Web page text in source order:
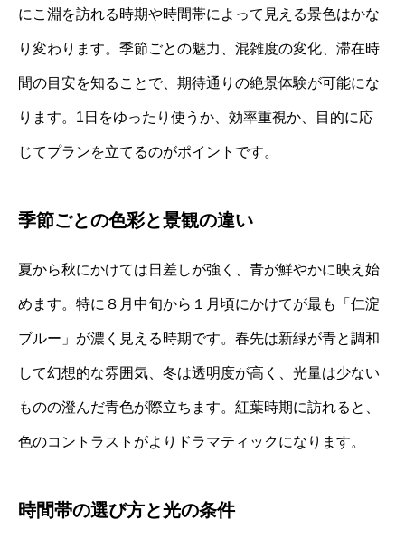
にこ淵を訪れる時期や時間帯によって見える景色はかな
り変わります。季節ごとの魅力、混雑度の変化、滞在時
間の目安を知ることで、期待通りの絶景体験が可能にな
ります。1日をゆったり使うか、効率重視か、目的に応
じてプランを立てるのがポイントです。
季節ごとの色彩と景観の違い
夏から秋にかけては日差しが強く、青が鮮やかに映え始
めます。特に８月中旬から１月頃にかけてが最も「仁淀
ブルー」が濃く見える時期です。春先は新緑が青と調和
して幻想的な雰囲気、冬は透明度が高く、光量は少ない
ものの澄んだ青色が際立ちます。紅葉時期に訪れると、
色のコントラストがよりドラマティックになります。
時間帯の選び方と光の条件